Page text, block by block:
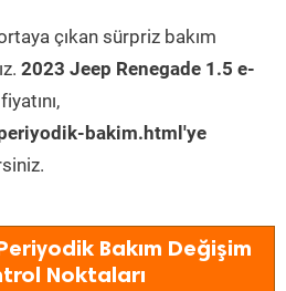
çıkan sürpriz bakım
2023 Jeep Renegade 1.5 e-
bakim.html'ye
Bakım Değişim
Noktaları